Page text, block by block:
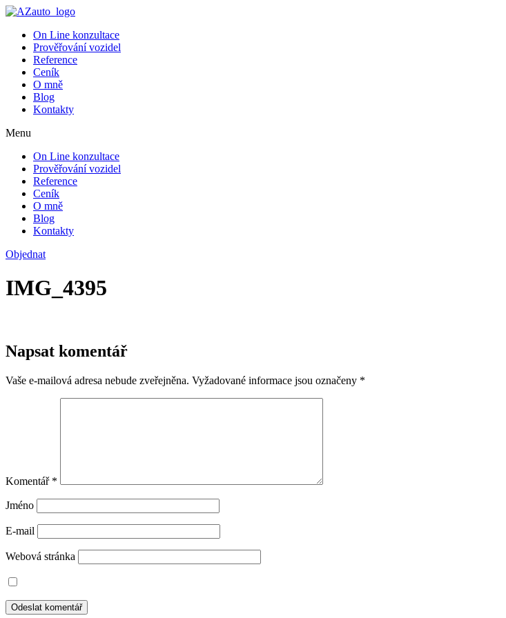
On Line konzultace
Prověřování vozidel
Reference
Ceník
O mně
Blog
Kontakty
Menu
On Line konzultace
Prověřování vozidel
Reference
Ceník
O mně
Blog
Kontakty
Objednat
IMG_4395
Napsat komentář
Vaše e-mailová adresa nebude zveřejněna. Vyžadované informace jsou označeny *
Komentář *
Jméno
E-mail
Webová stránka